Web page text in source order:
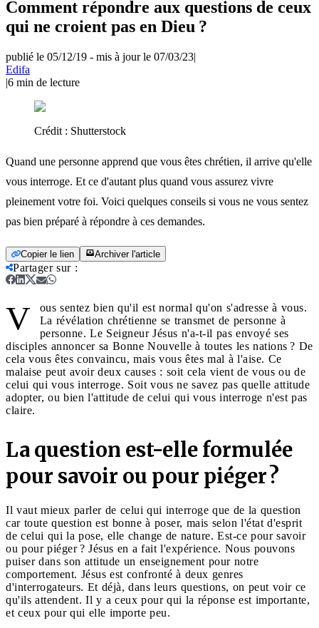
Comment répondre aux questions de ceux
qui ne croient pas en Dieu ?
publié le 05/12/19 - mis à jour le 07/03/23|
Edifa
|6 min de lecture
Crédit : Shutterstock
Quand une personne apprend que vous êtes chrétien, il arrive qu'elle
vous interroge. Et ce d'autant plus quand vous assurez vivre
pleinement votre foi. Voici quelques conseils si vous ne vous sentez
pas bien préparé à répondre à ces demandes.
Copier le lien Archiver l'article
Partager sur:
V
ous sentez bien qu'il est normal qu'on s'adresse à vous.
La révélation chrétienne se transmet de personne à
personne. Le Seigneur Jésus n'a-t-il pas envoyé ses
disciples annoncer sa Bonne Nouvelle à toutes les nations ? De
cela vous êtes convaincu, mais vous êtes mal à l'aise. Ce
malaise peut avoir deux causes : soit cela vient de vous ou de
celui qui vous interroge. Soit vous ne savez pas quelle attitude
adopter, ou bien l'attitude de celui qui vous interroge n'est pas
claire.
La question est-elle formulée
pour savoir ou pour piéger ?
Il vaut mieux parler de celui qui interroge que de la question
car toute question est bonne à poser, mais selon l'état d'esprit
de celui qui la pose, elle change de nature. Est-ce pour savoir
ou pour piéger ? Jésus en a fait l'expérience. Nous pouvons
puiser dans son attitude un enseignement pour notre
comportement. Jésus est confronté à deux genres
d'interrogateurs. Et déjà, dans leurs questions, on peut voir ce
qu'ils attendent. Il y a ceux pour qui la réponse est importante,
et ceux pour qui elle importe peu.